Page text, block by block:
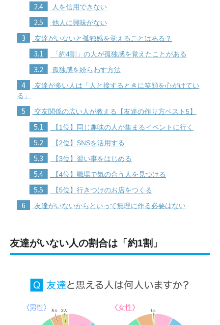
2.4 人を信用できない
2.5 他人に興味がない
3 友達がいないと孤独感を覚えることはある？
3.1 「約4割」の人が孤独感を覚えたことがある
3.2 孤独感を紛らわす方法
4
友達が多い人は「人と接するときに笑顔を心がけてい
る」
5 交友関係の広い人が教える【友達の作り方ベスト5】
5.1 【1位】同じ趣味の人が集まるイベントに行く
5.2 【2位】SNSを活用する
5.3 【3位】習い事をはじめる
5.4 【4位】職場で気の合う人を見つける
5.5 【5位】行きつけのお店をつくる
6 友達がいないからといって無理に作る必要はない
友達がいない人の割合は「約1割」